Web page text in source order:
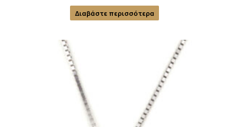
Διαβάστε περισσότερα